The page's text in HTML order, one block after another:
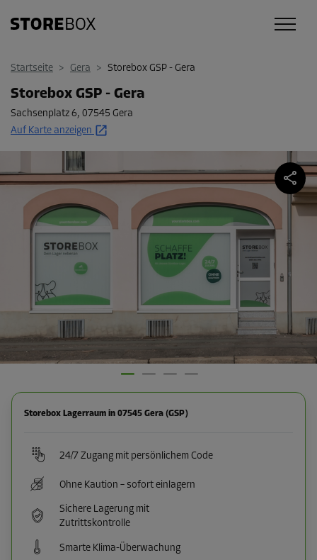
Startseite > Gera > Storebox GSP - Gera
Storebox GSP - Gera
Sachsenplatz 6, 07545 Gera
Auf Karte anzeigen
Storebox Lagerraum in 07545 Gera (GSP)
24/7 Zugang mit persönlichem Code
Ohne Kaution – sofort einlagern
Sichere Lagerung mit
Zutrittskontrolle
Smarte Klima-Überwachung